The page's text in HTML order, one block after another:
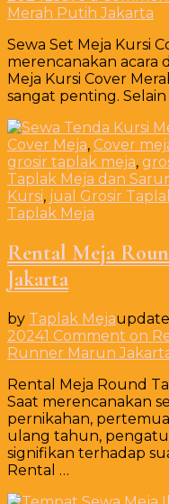
Merah Putih Jakarta
Sewa Set Meja Kursi
merencanakan acara
Meja Kursi Cover
sangat penting.
Cover Meja, Cover
grosir taplak meja,
Taplak Meja dan
Kursi, jual Grosir
Taplak Meja
Rental Meja
Jakarta
by Taplak Meja
20241 Comment on
Runner Marun
Rental Meja Round
Saat merencanakan
pernikahan,
ulang tahun,
signifikan terhadap
Rental …